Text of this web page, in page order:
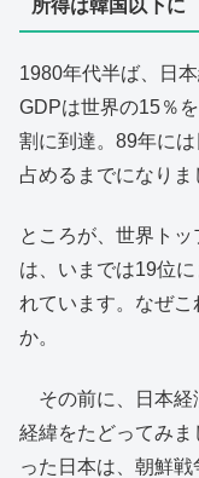
所得は韓国以下に
1980年代半ば、日
GDPは世界の15％
割に到達。89年に
占めるまでになりま
ところが、世界ト
は、いまでは19位
れています。なぜ
か。
その前に、日本経
経緯をたどってみ
った日本は、朝鮮